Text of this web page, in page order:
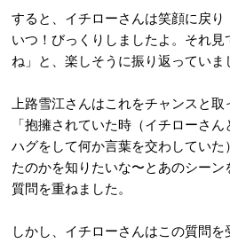
すると、イチローさんは笑顔に戻
いつ！びっくりしましたよ。それ
ね」と、楽しそうに振り返っていま
上路雪江さんはこれをチャンスと
「抱擁されていた時（イチローさ
ハグをして何か言葉を交わしてい
たのかを知りたいな〜とあのシーン
質問を重ねました。
しかし、イチローさんはこの質問